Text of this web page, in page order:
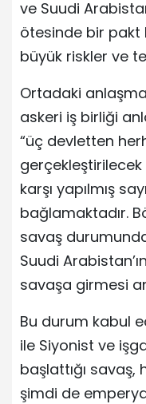
ve Suudi
ötesinde bir pakt
büyük riskler ve
Ortadaki
askeri iş birliği
“üç devletten
gerçekleştirilecek
karşı yapılmış
bağlamaktadır.
savaş
Suudi
savaşa girmesi
Bu durum kabul
ile Siyonist ve
başlattığı savaş,
şimdi de